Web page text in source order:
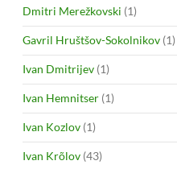
Dmitri Merežkovski (1)
Gavril Hruštšov-Sokolnikov (1)
Ivan Dmitrijev (1)
Ivan Hemnitser (1)
Ivan Kozlov (1)
Ivan Krõlov (43)